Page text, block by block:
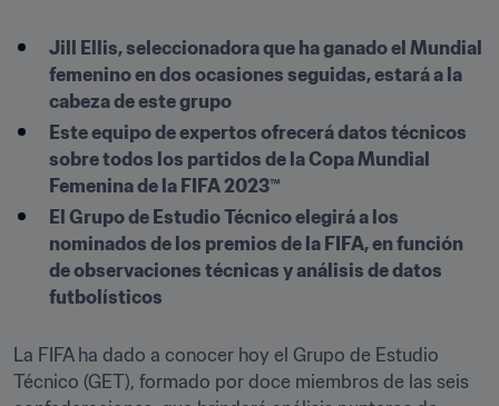
Jill Ellis, seleccionadora que ha ganado el Mundial
femenino en dos ocasiones seguidas, estará a la
cabeza de este grupo
Este equipo de expertos ofrecerá datos técnicos
sobre todos los partidos de la Copa Mundial
Femenina de la FIFA 2023™
El Grupo de Estudio Técnico elegirá a los
nominados de los premios de la FIFA, en función
de observaciones técnicas y análisis de datos
futbolísticos
La FIFA ha dado a conocer hoy el Grupo de Estudio
Técnico (GET), formado por doce miembros de las seis